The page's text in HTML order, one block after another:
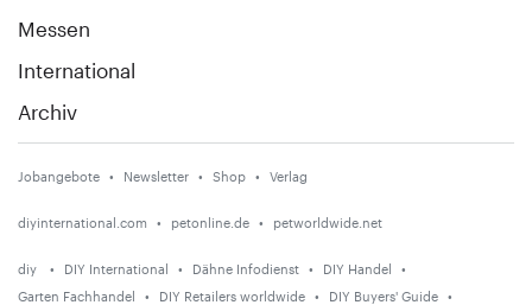
Messen
International
Archiv
Jobangebote Newsletter Shop Verlag
diyinternational.com petonline.de petworldwide.net
diy DIY International Dähne Infodienst
DIY Handel
Garten Fachhandel
DIY Retailers worldwide DIY Buyers' Guide